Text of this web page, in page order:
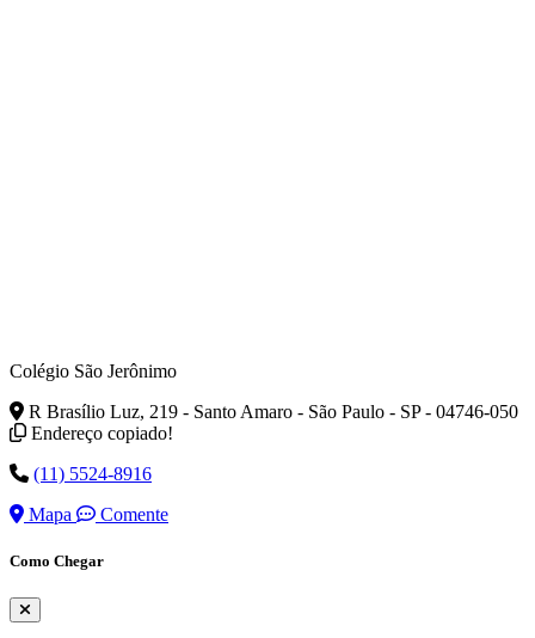
Colégio São Jerônimo
R Brasílio Luz, 219 - Santo Amaro - São Paulo - SP - 04746-050
Endereço copiado!
(11) 5524-8916
Mapa
Comente
Como Chegar